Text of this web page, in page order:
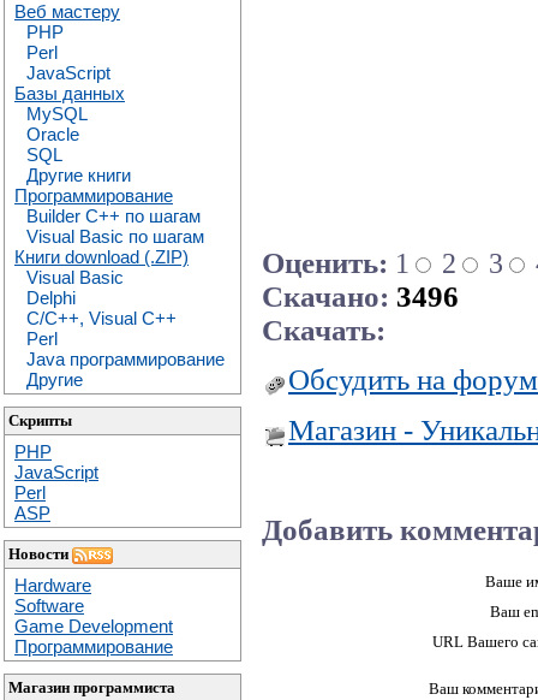
Веб мастеру
PHP
Perl
JavaScript
Базы данных
MySQL
Oracle
SQL
Другие книги
Программирование
Builder C++ по шагам
Visual Basic по шагам
Книги download (.ZIP)
Visual Basic
Delphi
C/C++, Visual C++
Perl
Java программирование
Другие
Скрипты
PHP
JavaScript
Perl
ASP
Новости
Hardware
Software
Game Development
Программирование
Магазин программиста
Оценить: 1 2 3
Скачано: 3496
Скачать:
Обсудить на
Магазин -
Добавить
Ваше
Ваш
URL Вашего
Ваш